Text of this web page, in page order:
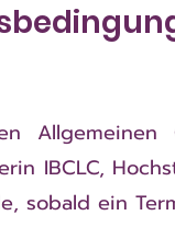
Allgemeinen
IBCLC,
sobald ein